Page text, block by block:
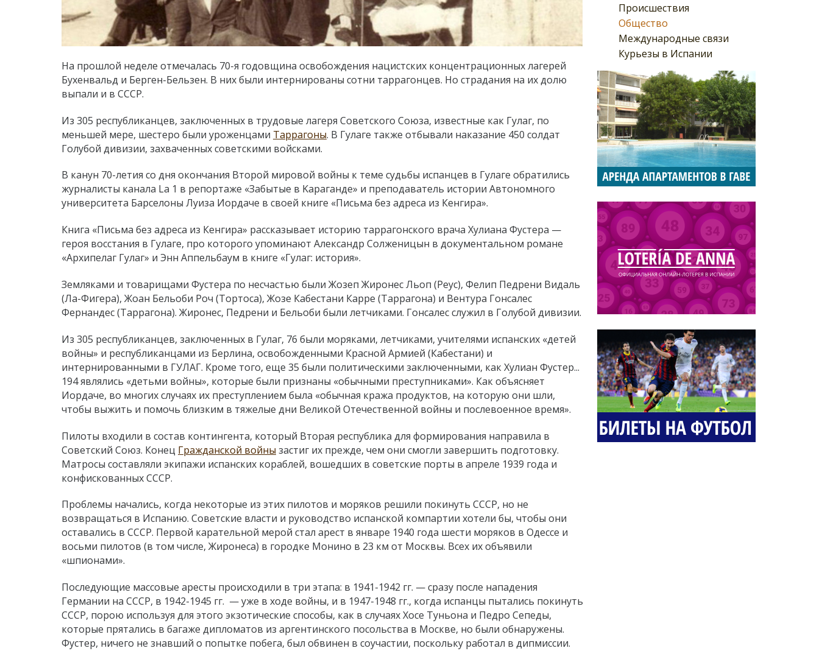
Происшествия
Общество
Международные связи
Курьезы в Испании
На прошлой неделе отмечалась 70-я годовщина освобождения нацистских концентрационных лагерей
Бухенвальд и Берген-Бельзен. В них были интернированы сотни таррагонцев. Но страдания на их долю
выпали и в СССР.
Из 305 республиканцев, заключенных в трудовые лагеря Советского Союза, известные как Гулаг, по
меньшей мере, шестеро были уроженцами Таррагоны. В Гулаге также отбывали наказание 450 солдат
Голубой дивизии, захваченных советскими войсками.
В канун 70-летия со дня окончания Второй мировой войны к теме судьбы испанцев в Гулаге обратились
журналисты канала Lа 1 в репортаже «Забытые в Kaраганде» и преподаватель истории Автономного
университета Барселоны Луиза Иордаче в своей книге «Письма без адреса из Кенгира».
Книга «Письма без адреса из Кенгира» рассказывает историю таррагонского врача Хулиана Фустера —
героя восстания в Гулаге, про которого упоминают Александр Солженицын в документальном романе
«Архипелаг Гулаг» и Энн Аппельбаум в книге «Гулаг: история».
Земляками и товарищами Фустера по несчастью были Жозеп Жиронес Льоп (Реус), Фелип Педрени Видаль
(Ла-Фигера), Жоан Бельоби Роч (Тортоса), Жозе Кабестани Карре (Таррагона) и Вентура Гонсалес
Фернандес (Таррагона). Жиронес, Педрени и Бельоби были летчиками. Гонсалес служил в Голубой дивизии.
Из 305 республиканцев, заключенных в Гулаг, 76 были моряками, летчиками, учителями испанских «детей
войны» и республиканцами из Берлина, освобожденными Красной Армией (Кабестани) и
интернированными в ГУЛАГ. Кроме того, еще 35 были политическими заключенными, как Хулиан Фустер...
194 являлись «детьми войны», которые были признаны «обычными преступниками». Как объясняет
Иордаче, во многих случаях их преступлением была «обычная кража продуктов, на которую они шли,
чтобы выжить и помочь близким в тяжелые дни Великой Отечественной войны и послевоенное время».
Пилоты входили в состав контингента, который Вторая республика для формирования направила в
Советский Союз. Конец Гражданской войны застиг их прежде, чем они смогли завершить подготовку.
Матросы составляли экипажи испанских кораблей, вошедших в советские порты в апреле 1939 года и
конфискованных СССР.
Проблемы начались, когда некоторые из этих пилотов и моряков решили покинуть СССР, но не
возвращаться в Испанию. Советские власти и руководство испанской компартии хотели бы, чтобы они
оставались в СССР. Первой карательной мерой стал арест в январе 1940 года шести моряков в Одессе и
восьми пилотов (в том числе, Жиронеса) в городке Монино в 23 км от Москвы. Всех их объявили
«шпионами».
Последующие массовые аресты происходили в три этапа: в 1941-1942 гг. — сразу после нападения
Германии на СССР, в 1942-1945 гг. — уже в ходе войны, и в 1947-1948 гг., когда испанцы пытались покинуть
СССР, порою используя для этого экзотические способы, как в случаях Хосе Туньона и Педро Сепеды,
которые прятались в багаже дипломатов из аргентинского посольства в Москве, но были обнаружены.
Фустер, ничего не знавший о попытке побега, был обвинен в соучастии, поскольку работал в дипмиссии.